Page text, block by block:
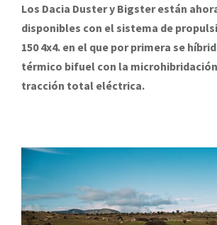
Los Dacia Duster y Bigster están
disponibles con el sistema de
150 4x4. en el que por primera se
térmico bifuel con la microhibridación
tracción total eléctrica.